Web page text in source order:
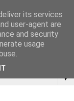
▼
its services
user-agent are
and security
usage